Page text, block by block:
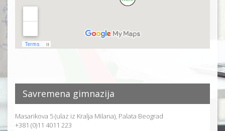
Savremena gimnazija
Masarikova 5 (ulaz iz Kralja Milana), Palata Beograd
+381 (0)11 4011 223